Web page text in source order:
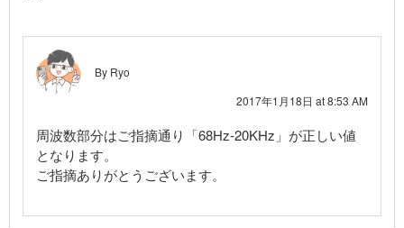
By Ryo
2017年1月18日 at 8:53 AM
周波数部分はご指摘通り「68Hz-20KHz」が正しい値
となります。
ご指摘ありがとうございます。